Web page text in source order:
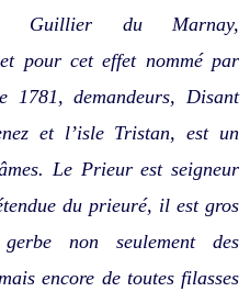
Guillier du Marnay,
pour cet effet nommé par
1781, demandeurs, Disant
et l’isle Tristan, est un
Le Prieur est seigneur
du prieuré, il est gros
non seulement des
encore de toutes filasses